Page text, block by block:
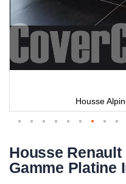
Housse
Housse
Gamme Platine